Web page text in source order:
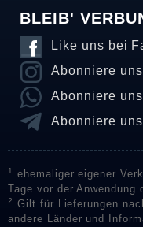
BLEIB'
Like uns bei
Abonniere
Abonniere
Abonniere
1
ehemaliger eigener
Tage vor der Anwendung
2
Gilt für Lieferungen
andere Länder und